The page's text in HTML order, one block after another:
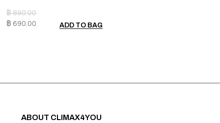
฿890.00
฿ 690.00 ADD TO BAG
ABOUT CLIMAX4YOU